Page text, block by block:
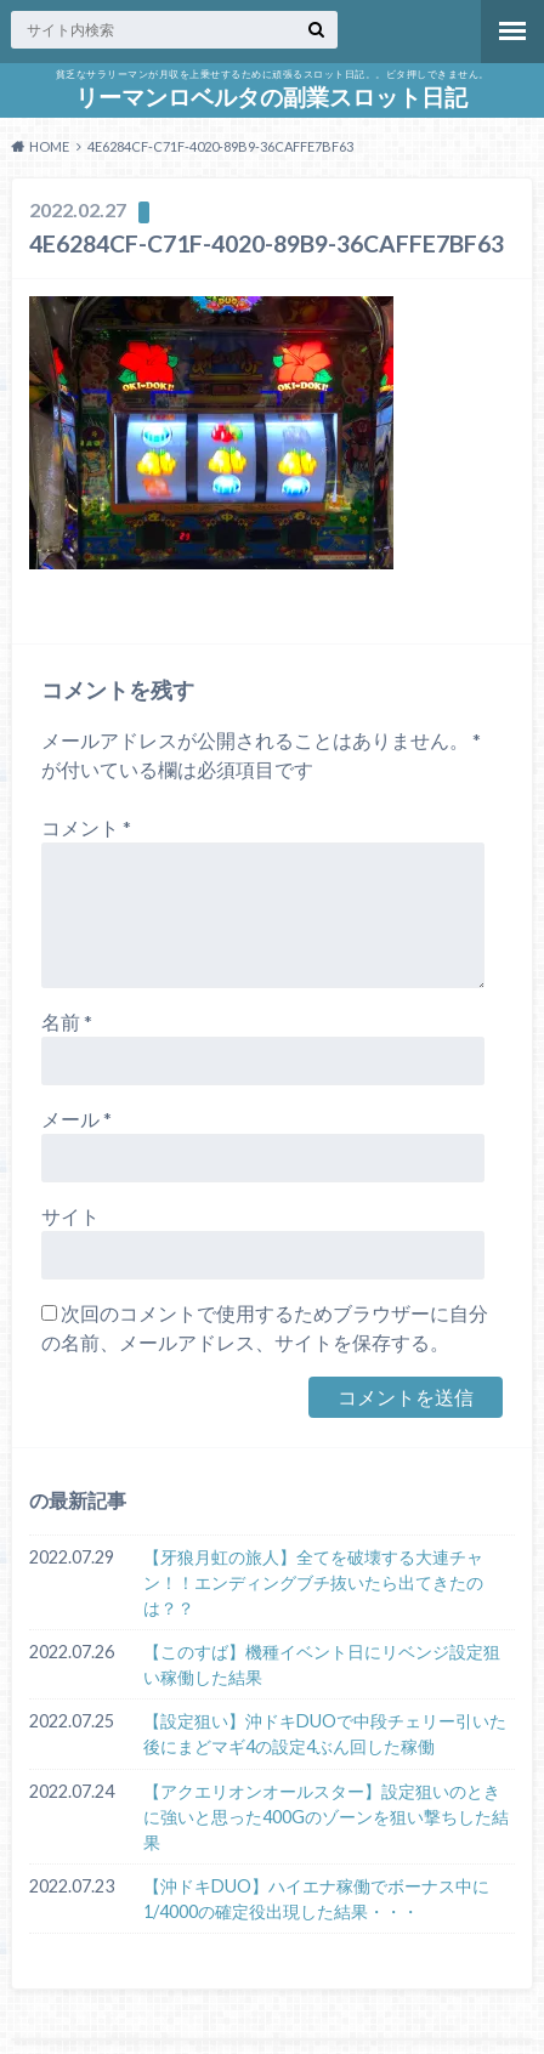
貧乏なサラリーマンが月収を上乗せするために頑張るスロット日記。。ビタ押しできません。
リーマンロベルタの副業スロット日記
HOME 4E6284CF-C71F-4020-89B9-36CAFFE7BF63
2022.02.27
4E6284CF-C71F-4020-89B9-36CAFFE7BF63
コメントを残す
メールアドレスが公開されることはありません。
*
が付いている欄は必須項目です
コメント *
名前*
メール*
サイト
次回のコメントで使用するためブラウザーに自分
の名前、メールアドレス、サイトを保存する。
の最新記事
2022.07.29
【牙狼月虹の旅人】全てを破壊する大連チャ
ン！！エンディングブチ抜いたら出てきたの
は？？
2022.07.26
【このすば】機種イベント日にリベンジ設定狙
い稼働した結果
2022.07.25
【設定狙い】沖ドキDUOで中段チェリー引いた
後にまどマギ4の設定4ぶん回した稼働
2022.07.24
【アクエリオンオールスター】設定狙いのとき
に強いと思った400Gのゾーンを狙い撃ちした結
果
2022.07.23
【沖ドキDUO】ハイエナ稼働でボーナス中に
1/4000の確定役出現した結果・・・